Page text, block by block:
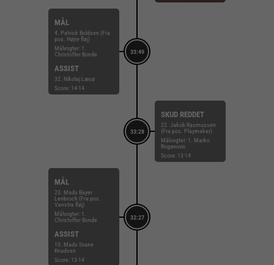
33:49
MÅL
4. Patrick Boldsen (Fra
pos. Højre fløj)
Målvogter: 1.
Christoffer Bonde
ASSIST
32. Nikolaj Læsø
Score: 14-14
33:28
SKUD REDDET
22. Jakob Rasmussen
(Fra pos. Playmaker)
Målvogter: 1. Marko
Roganovic
Score: 13-14
32:27
MÅL
23. Mads Bayer
Lenbroch (Fra pos.
Venstre fløj)
Målvogter: 1.
Christoffer Bonde
ASSIST
10. Mads Svane
Knudsen
Score: 13-14